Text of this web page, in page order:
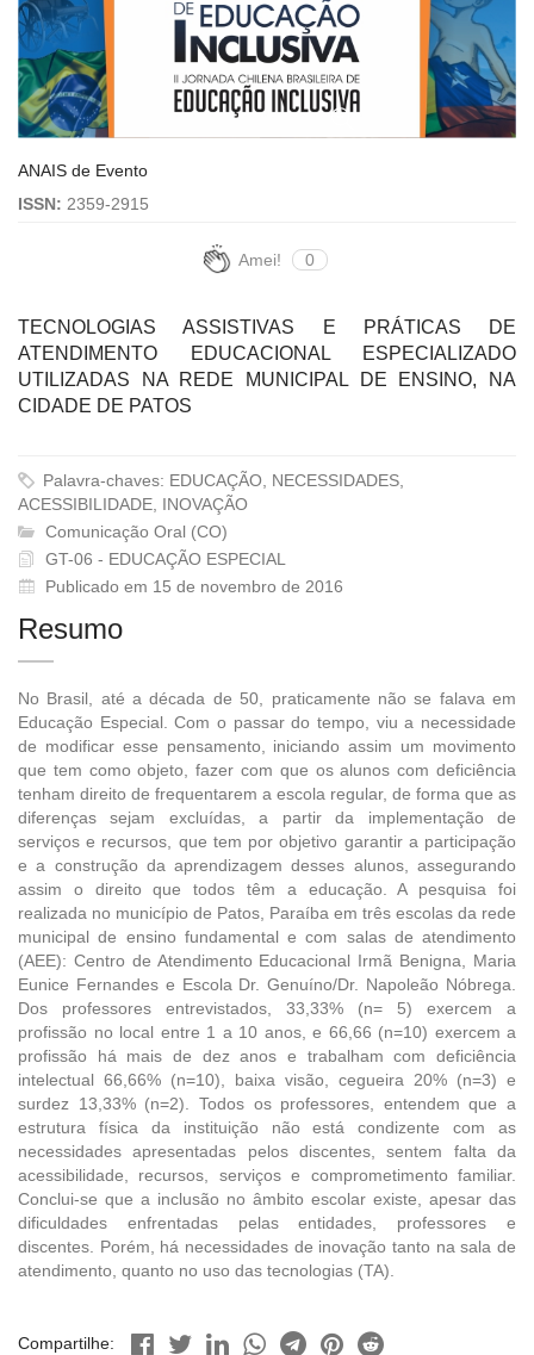
ANAIS de Evento
ISSN: 2359-2915
Amei! 0
TECNOLOGIAS ASSISTIVAS E PRÁTICAS DE
ATENDIMENTO EDUCACIONAL ESPECIALIZADO
UTILIZADAS NA REDE MUNICIPAL DE ENSINO, NA
CIDADE DE PATOS
Palavra-chaves: EDUCAÇÃO, NECESSIDADES,
ACESSIBILIDADE, INOVAÇÃO
Comunicação Oral (CO)
GT-06 - EDUCAÇÃO ESPECIAL
Publicado em 15 de novembro de 2016
Resumo
No Brasil, até a década de 50, praticamente não se falava em
Educação Especial. Com o passar do tempo, viu a necessidade
de modificar esse pensamento, iniciando assim um movimento
que tem como objeto, fazer com que os alunos com deficiência
tenham direito de frequentarem a escola regular, de forma que as
diferenças sejam excluídas, a partir da implementação de
serviços e recursos, que tem por objetivo garantir a participação
e a construção da aprendizagem desses alunos, assegurando
assim o direito que todos têm a educação. A pesquisa foi
realizada no município de Patos, Paraíba em três escolas da rede
municipal de ensino fundamental e com salas de atendimento
(AEE): Centro de Atendimento Educacional Irmã Benigna, Maria
Eunice Fernandes e Escola Dr. Genuíno/Dr. Napoleão Nóbrega.
Dos professores entrevistados, 33,33% (n= 5) exercem a
profissão no local entre 1 a 10 anos, e 66,66 (n=10) exercem a
profissão há mais de dez anos e trabalham com deficiência
intelectual 66,66% (n=10), baixa visão, cegueira 20% (n=3) e
surdez 13,33% (n=2). Todos os professores, entendem que a
estrutura física da instituição não está condizente com as
necessidades apresentadas pelos discentes, sentem falta da
acessibilidade, recursos, serviços e comprometimento familiar.
Conclui-se que a inclusão no âmbito escolar existe, apesar das
dificuldades enfrentadas pelas entidades, professores e
discentes. Porém, há necessidades de inovação tanto na sala de
atendimento, quanto no uso das tecnologias (TA).
Compartilhe: